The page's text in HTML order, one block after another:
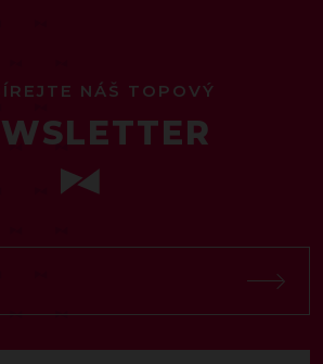
NÁŠ TOPOVÝ